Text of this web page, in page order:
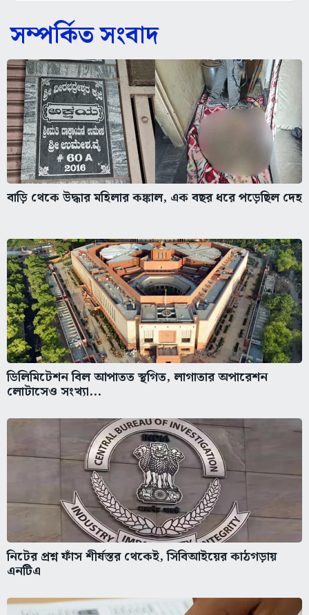
সম্পর্কিত সংবাদ
বাড়ি থেকে উদ্ধার মহিলার কঙ্কাল, এক বছর ধরে পড়েছিল দেহ
ডিলিমিটেশন বিল আপাতত স্থগিত, লাগাতার অপারেশন
লোটাসেও সংখ্যা...
নিটের প্রশ্ন ফাঁস শীর্ষস্তর থেকেই, সিবিআইয়ের কাঠগড়ায়
এনটিএ